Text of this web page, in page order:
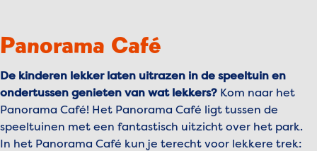
Panorama Café
De kinderen lekker laten uitrazen in de speeltuin en
ondertussen genieten van wat lekkers? Kom naar het
Panorama Café! Het Panorama Café ligt tussen de
speeltuinen met een fantastisch uitzicht over het park.
In het Panorama Café kun je terecht voor lekkere trek: